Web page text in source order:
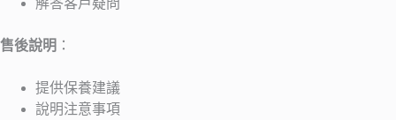
解答客戶疑問
售後說明 ：
提供保養建議
說明注意事項